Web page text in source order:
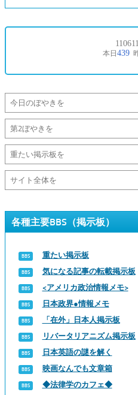
各種主要BBS（掲示板）
重たい掲示板
気になる記事の転載掲示板
<アメリカ政治情報メモ>
日本政界●情報メモ
「在外」日本人掲示板
リバータリアニズム掲示板
日本英語の謎を解く
映画なんでも文章箱
◆法律学のカフェ◆